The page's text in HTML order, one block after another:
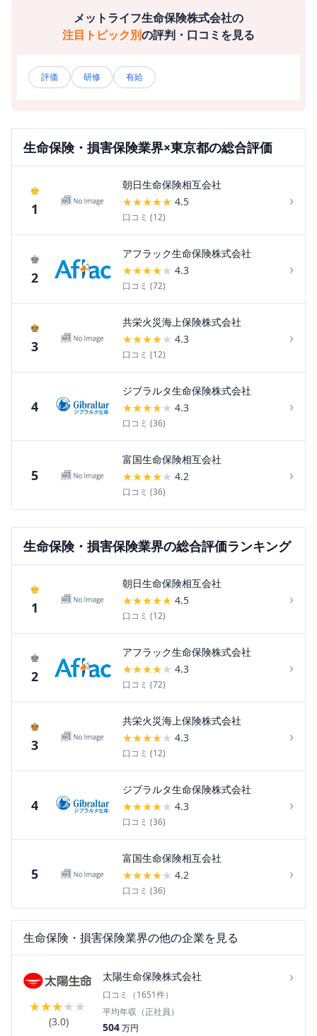
メットライフ生命保険株式会社の
注目トピック別の評判・口コミを見る
評価 研修 有給
生命保険・損害保険業界×東京都の総合評価
♚
1
朝日生命保険相互会社
★★★★★ 4.5
口コミ (12)
›
♚
2
アフラック生命保険株式会社
★★★★★ 4.3
口コミ (72)
›
♚
3
共栄火災海上保険株式会社
★★★★★ 4.3
口コミ (12)
›
4
ジブラルタ生命保険株式会社
★★★★★ 4.3
口コミ (36)
›
5
富国生命保険相互会社
★★★★★ 4.2
口コミ (36)
›
生命保険・損害保険業界の総合評価ランキング
♚
1
朝日生命保険相互会社
★★★★★ 4.5
口コミ (12)
›
♚
2
アフラック生命保険株式会社
★★★★★ 4.3
口コミ (72)
›
♚
3
共栄火災海上保険株式会社
★★★★★ 4.3
口コミ (12)
›
4
ジブラルタ生命保険株式会社
★★★★★ 4.3
口コミ (36)
›
5
富国生命保険相互会社
★★★★★ 4.2
口コミ (36)
›
生命保険・損害保険業界の他の企業を見る
★★★★★
(3.0)
太陽生命保険株式会社 ›
口コミ（1651件）
平均年収（正社員）
504万円